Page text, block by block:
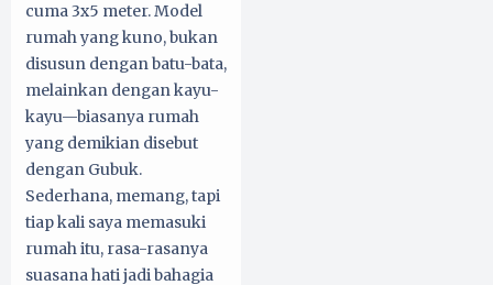
cuma 3x5 meter. Model
rumah yang kuno, bukan
disusun dengan batu-bata,
melainkan dengan kayu-
kayu—biasanya rumah
yang demikian disebut
dengan Gubuk.
Sederhana, memang, tapi
tiap kali saya memasuki
rumah itu, rasa-rasanya
suasana hati jadi bahagia